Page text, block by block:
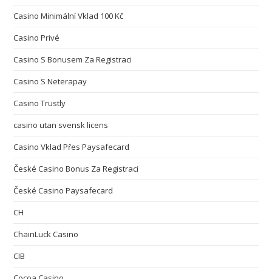
Casino Minimální Vklad 100 Kč
Casino Privé
Casino S Bonusem Za Registraci
Casino S Neterapay
Casino Trustly
casino utan svensk licens
Casino Vklad Přes Paysafecard
České Casino Bonus Za Registraci
České Casino Paysafecard
CH
ChainLuck Casino
CIB